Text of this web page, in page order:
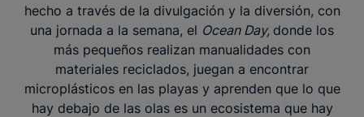
hecho a través de la divulgación y la diversión, con
una jornada a la semana, el Ocean Day, donde los
más pequeños realizan manualidades con
materiales reciclados, juegan a encontrar
microplásticos en las playas y aprenden que lo que
hay debajo de las olas es un ecosistema que hay